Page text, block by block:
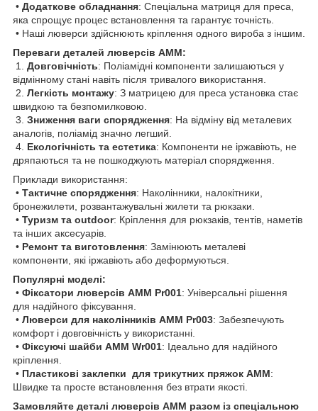
• Додаткове обладнання: Спеціальна матриця для преса,
яка спрощує процес встановлення та гарантує точність.
• Наші люверси здійснюють кріплення одного вироба з іншим.
Переваги деталей люверсів AMM:
1. Довговічність: Поліамідні компоненти залишаються у
відмінному стані навіть після тривалого використання.
2. Легкість монтажу: З матрицею для преса установка стає
швидкою та безпомилковою.
3. Зниження ваги спорядження: На відміну від металевих
аналогів, поліамід значно легший.
4. Екологічність та естетика: Компоненти не іржавіють, не
дряпаються та не пошкоджують матеріал спорядження.
Приклади використання:
• Тактичне спорядження: Наколінники, налокітники,
бронежилети, розвантажувальні жилети та рюкзаки.
• Туризм та outdoor: Кріплення для рюкзаків, тентів, наметів
та інших аксесуарів.
• Ремонт та виготовлення: Замінюють металеві
компоненти, які іржавіють або деформуються.
Популярні моделі:
• Фіксатори люверсів AMM Pr001: Універсальні рішення
для надійного фіксування.
• Люверси для наколінників AMM Pr003: Забезпечують
комфорт і довговічність у використанні.
• Фіксуючі шайби AMM Wr001: Ідеально для надійного
кріплення.
• Пластикові заклепки для трикутних пряжок AMM:
Швидке та просте встановлення без втрати якості.
Замовляйте деталі люверсів AMM разом із спеціальною